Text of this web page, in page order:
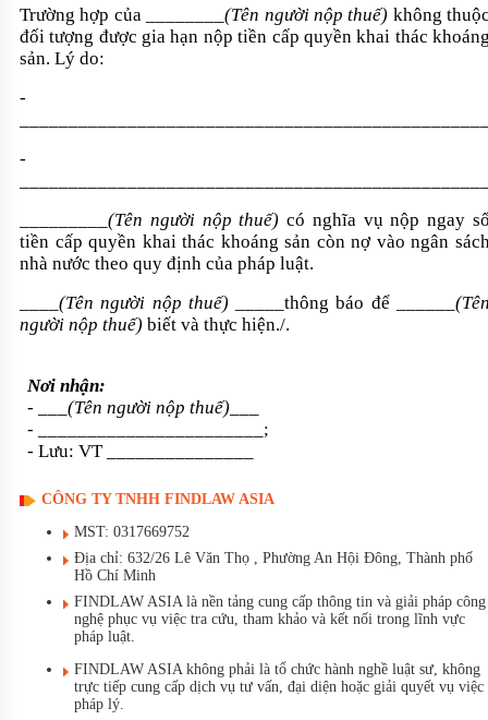
Trường hợp của ________(Tên người nộp thuế) không
đối tượng được gia hạn nộp tiền cấp quyền khai thác
sản. Lý do:
-
-
_________(Tên người nộp thuế)có nghĩa vụ nộp ngay
tiền cấp quyền khai thác khoáng sản còn nợ vào ngân
nhà nước theo quy định của pháp luật.
____(Tên người nộp thuế)_____thông báo để ______
người nộp thuế) biết và thực hiện./.
Nơi nhận:
-
___(Tên người nộp thuế)___
- _______________________;
- Lưu: VT _______________
CÔNG TY TNHH FINDLAW ASIA
MST: 0317669752
Địa chỉ: 632/26 Lê Văn Thọ , Phường An Hội Đông, Thành phố
Hồ Chí Minh
FINDLAW ASIA là nền tảng cung cấp thông tin và giải pháp công
nghệ phục vụ việc tra cứu, tham khảo và kết nối trong lĩnh vực
pháp luật.
FINDLAW ASIA không phải là tổ chức hành nghề luật sư, không
trực tiếp cung cấp dịch vụ tư vấn, đại diện hoặc giải quyết vụ việc
pháp lý.